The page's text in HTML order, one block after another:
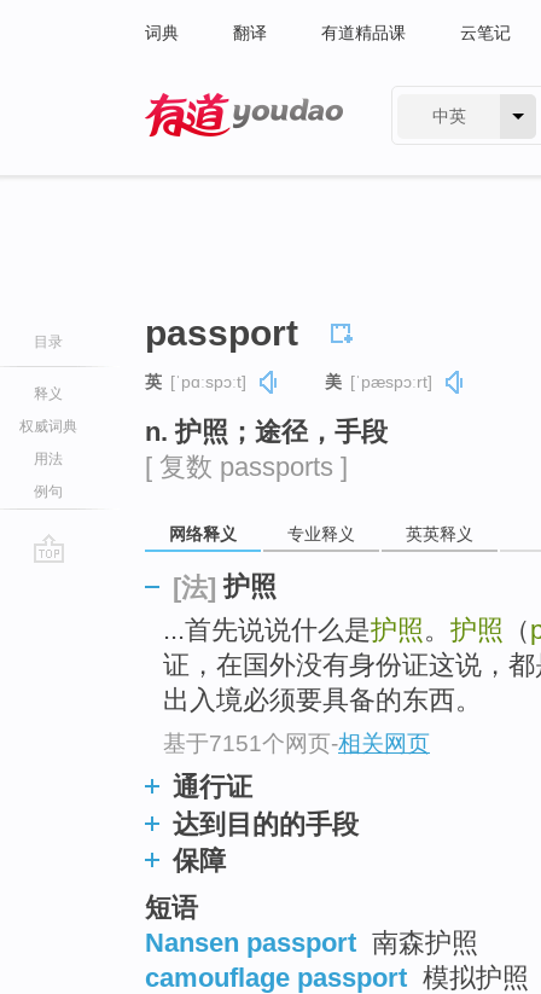
词典 翻译 有道精品课 云笔记
中英
目录
释义
权威词典
用法
例句
passport
英 [ˈpɑːspɔːt] 美 [ˈpæspɔːrt]
n. 护照；途径，手段
[ 复数 passports ]
网络释义 专业释义 英英释义
[法] 护照
...首先说说什么是护照。 护照 （
证，在国外没有身份证这说，
出入境必须要具备的东西。
基于7151个网页-相关网页
通行证
达到目的的手段
保障
短语
Nansen passport 南森护照
camouflage passport 模拟护照